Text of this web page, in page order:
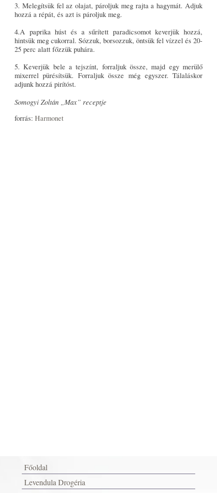
3. Melegítsük fel az olajat, pároljuk meg rajta a hagymát. Adjuk
hozzá a répát, és azt is pároljuk meg.
4.A paprika húst és a sűrített paradicsomot keverjük hozzá,
hintsük meg cukorral. Sózzuk, borsozzuk, öntsük fel vízzel és 20-
25 perc alatt főzzük puhára.
5. Keverjük bele a tejszínt, forraljuk össze, majd egy merülő
mixerrel pürésítsük. Forraljuk össze még egyszer. Tálaláskor
adjunk hozzá pirítóst.
Somogyi Zoltán „Max” receptje
forrás: Harmonet
Főoldal
Levendula Drogéria